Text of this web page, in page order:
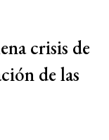
crisis de
de las